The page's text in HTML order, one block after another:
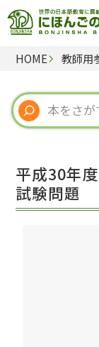
HOME 教師用
平成30年
試験問題